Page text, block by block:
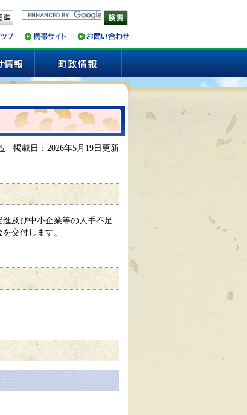
掲載日：2026年5月19日更新
及び中小企業等の人手不足
交付します。